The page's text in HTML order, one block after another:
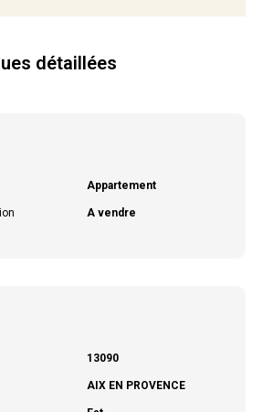
détaillées
Appartement
A vendre
13090
AIX EN PROVENCE